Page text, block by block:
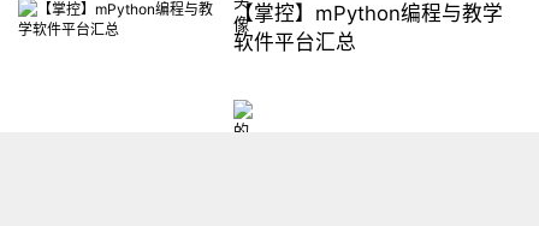
【掌控】mPython编程与教学
软件平台汇总